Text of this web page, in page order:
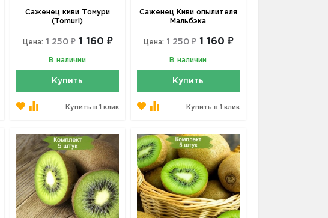
Саженец киви Томури
(Tomuri)
Цена: 1 250 ₽ 1 160 ₽
В наличии
Купить
Купить в 1 клик
Саженец Киви опылителя
Мальбэка
Цена: 1 250 ₽ 1 160 ₽
В наличии
Купить
Купить в 1 клик